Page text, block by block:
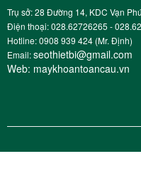
Trụ sở: 28 Đường 14, KDC Vạn
Điện thoại:
Hotline: 0908 939 424 (Mr.
Email:seothietbi@gmail.com
Web: maykhoantoancau.vn